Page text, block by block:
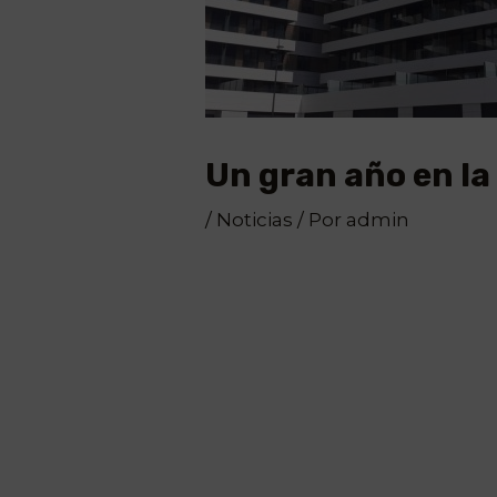
Un gran año en
/ Noticias / Por admin